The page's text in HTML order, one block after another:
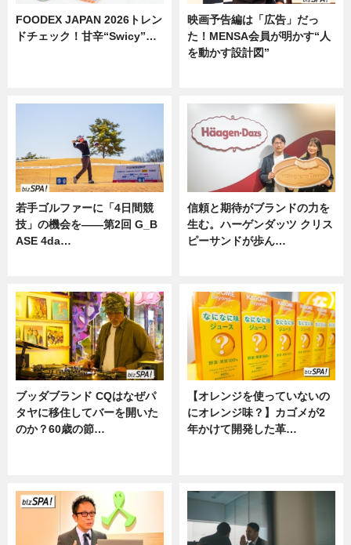
FOODEX JAPAN 2026トレン
ドチェック！甘辛“Swicy”…
映画予告編は「広告」だっ
た！MENSA会員が明かす“人
を動かす設計図”
若手ゴルファーに「4日間競
技」の機会を——第2回 G_B
ASE 4da…
信頼と期待がブランドの力を
生む。ハーゲンダッツ クリス
ピーサンドが歩ん…
ブッダブランド CQはなぜパ
タヤに移住してバーを開いた
のか？60歳の節…
【オレンジを使っていないの
にオレンジ味？】カゴメが2
年かけて開発した革…